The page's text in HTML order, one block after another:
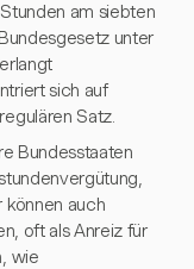
am siebten
unter
sich auf
Satz.
Bundesstaaten
auch
oft als Anreiz für
wie